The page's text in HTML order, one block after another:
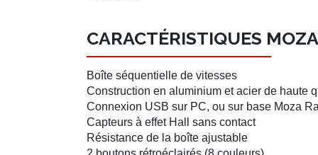
CARACTÉRISTIQUES
Boîte séquentielle de vitesses
Construction en aluminium et acier de haute
Connexion USB sur PC, ou sur base Moza
Capteurs à effet Hall
sans contact
Résistance de la boîte ajustable